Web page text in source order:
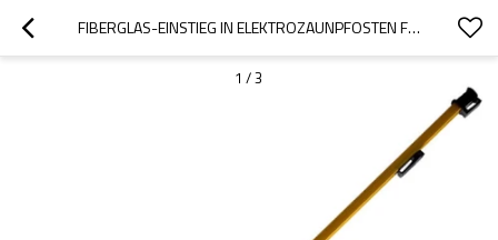
FIBERGLAS-EINSTIEG IN ELEKTROZAUNPFOSTEN FÜR PFERDE, TEMPORÄRE ZAUNPFÄHLE, TRAGBARER ZAUN, IDEAL FÜR TEMPORÄRE ZÄUNE ODER ELEKTROZÄUNE
1 /3